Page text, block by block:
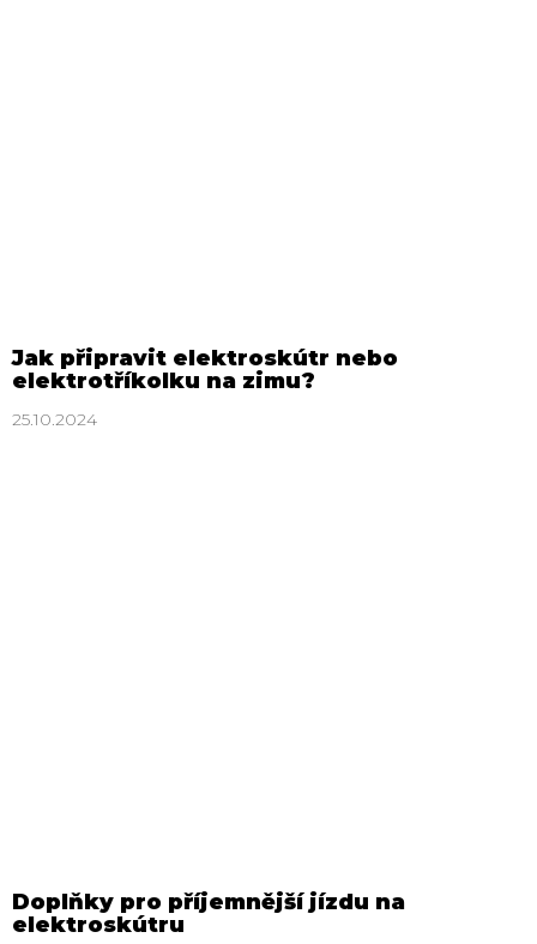
Jak připravit elektroskútr nebo
elektrotříkolku na zimu?
25.10.2024
Doplňky pro příjemnější jízdu na
elektroskútru